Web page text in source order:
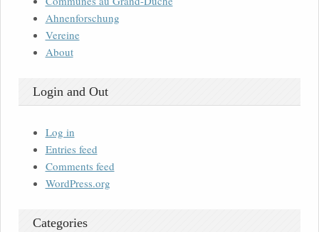
Ahnenforschung
Vereine
About
Login and Out
Log in
Entries feed
Comments feed
WordPress.org
Categories